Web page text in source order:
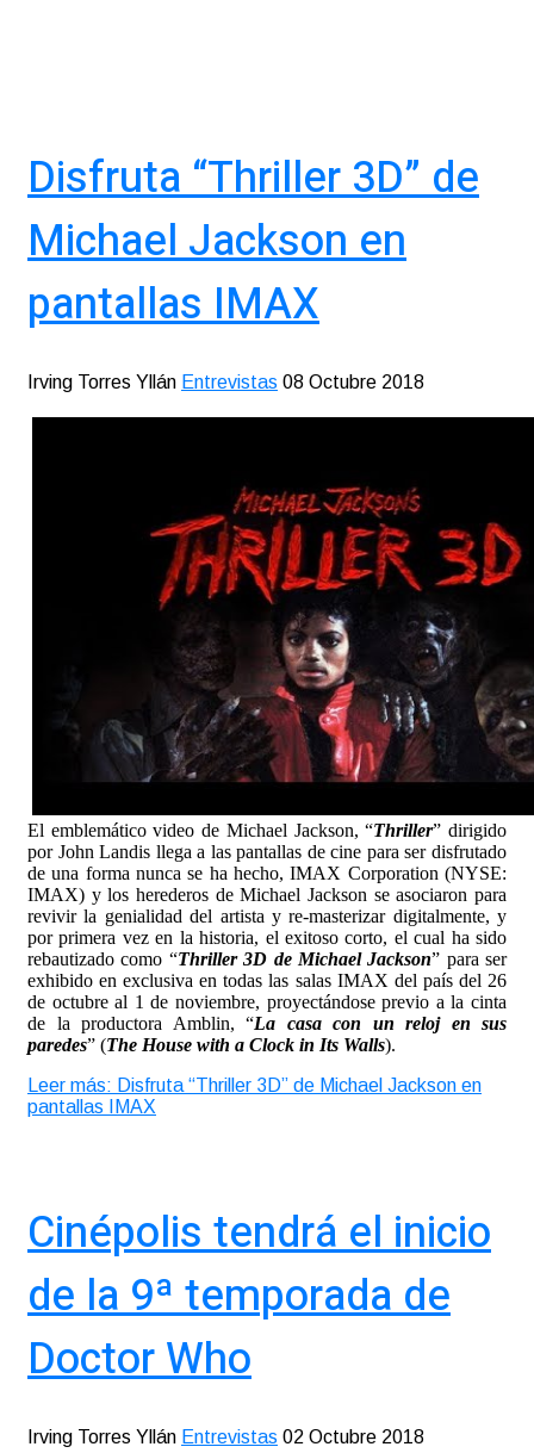
Disfruta “Thriller 3D” de
Michael Jackson en
pantallas IMAX
Irving Torres Yllán Entrevistas 08 Octubre 2018
El emblemático video de Michael Jackson, “Thriller” dirigido
por John Landis llega a las pantallas de cine para ser disfrutado
de una forma nunca se ha hecho, IMAX Corporation (NYSE:
IMAX) y los herederos de Michael Jackson se asociaron para
revivir la genialidad del artista y re-masterizar digitalmente, y
por primera vez en la historia, el exitoso corto, el cual ha sido
rebautizado como “Thriller 3D de Michael Jackson” para ser
exhibido en exclusiva en todas las salas IMAX del país del 26
de octubre al 1 de noviembre, proyectándose previo a la cinta
de la productora Amblin, “La casa con un reloj en sus
paredes” (The House with a Clock in Its Walls).
Leer más: Disfruta “Thriller 3D” de Michael Jackson en
pantallas IMAX
Cinépolis tendrá el inicio
de la 9ª temporada de
Doctor Who
Irving Torres Yllán Entrevistas 02 Octubre 2018